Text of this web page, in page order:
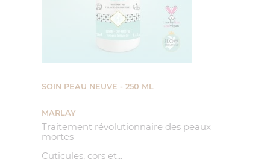
SOIN PEAU NEUVE - 250 ML
MARLAY
Traitement révolutionnaire des peaux
mortes
Cuticules, cors et...